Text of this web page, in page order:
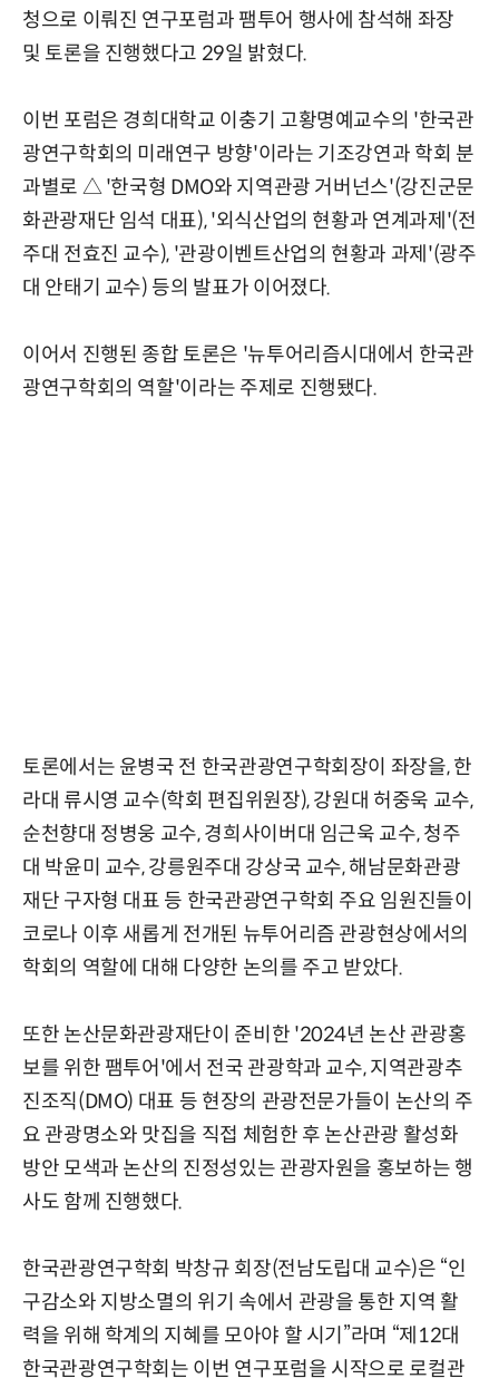
청으로 이뤄진 연구포럼과 팸투어 행사에 참석해 좌장
및 토론을 진행했다고 29일 밝혔다.
이번 포럼은 경희대학교 이충기 고황명예교수의 '한국관
광연구학회의 미래연구 방향'이라는 기조강연과 학회 분
과별로 △ '한국형 DMO와 지역관광 거버넌스'(강진군문
화관광재단 임석 대표), '외식산업의 현황과 연계과제'(전
주대 전효진 교수), '관광이벤트산업의 현황과 과제'(광주
대 안태기 교수) 등의 발표가 이어졌다.
이어서 진행된 종합 토론은 '뉴투어리즘시대에서 한국관
광연구학회의 역할'이라는 주제로 진행됐다.
토론에서는 윤병국 전 한국관광연구학회장이 좌장을, 한
라대 류시영 교수(학회 편집위원장), 강원대 허중욱 교수,
순천향대 정병웅 교수, 경희사이버대 임근욱 교수, 청주
대 박윤미 교수, 강릉원주대 강상국 교수, 해남문화관광
재단 구자형 대표 등 한국관광연구학회 주요 임원진들이
코로나 이후 새롭게 전개된 뉴투어리즘 관광현상에서의
학회의 역할에 대해 다양한 논의를 주고 받았다.
또한 논산문화관광재단이 준비한 '2024년 논산 관광홍
보를 위한 팸투어'에서 전국 관광학과 교수, 지역관광추
진조직(DMO) 대표 등 현장의 관광전문가들이 논산의 주
요 관광명소와 맛집을 직접 체험한 후 논산관광 활성화
방안 모색과 논산의 진정성있는 관광자원을 홍보하는 행
사도 함께 진행했다.
한국관광연구학회 박창규 회장(전남도립대 교수)은 “인
구감소와 지방소멸의 위기 속에서 관광을 통한 지역 활
력을 위해 학계의 지혜를 모아야 할 시기”라며 “제12대
한국관광연구학회는 이번 연구포럼을 시작으로 로컬관